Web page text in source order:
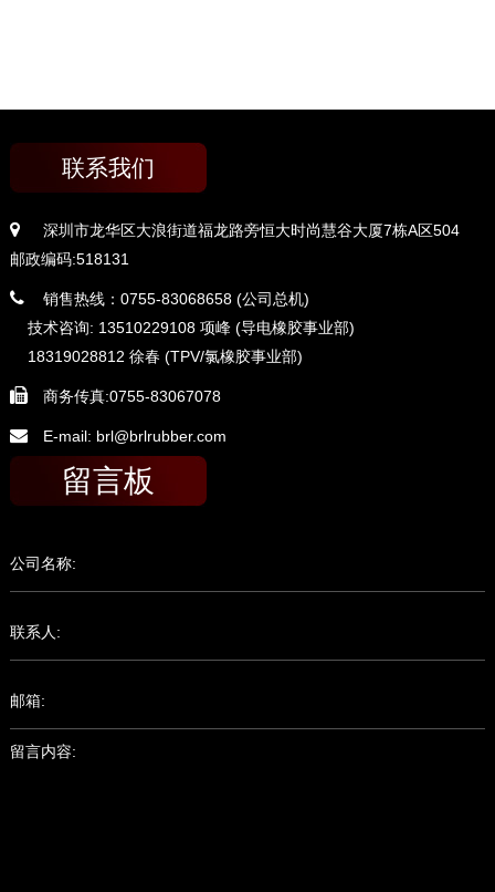
联系我们
深圳市龙华区大浪街道福龙路旁恒大时尚慧谷大厦7栋A区504
邮政编码:518131
销售热线：0755-83068658 (公司总机)
技术咨询: 13510229108 项峰 (导电橡胶事业部)
18319028812 徐春 (TPV/氯橡胶事业部)
商务传真:0755-83067078
E-mail: brl@brlrubber.com
留言板
公司名称:
联系人:
邮箱:
留言内容: